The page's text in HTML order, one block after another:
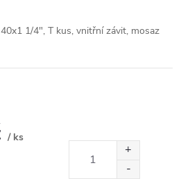
1/4", T kus, vnitřní závit, mosaz
/ ks